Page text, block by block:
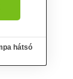
hátsó